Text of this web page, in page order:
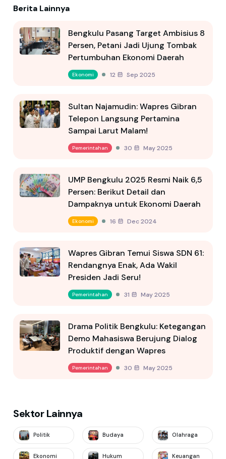
Berita Lainnya
Bengkulu Pasang Target Ambisius 8
Persen, Petani Jadi Ujung Tombak
Pertumbuhan Ekonomi Daerah
Ekonomi 12 Sep 2025
Sultan Najamudin: Wapres Gibran
Telepon Langsung Pertamina
Sampai Larut Malam!
Pemerintahan 30 May 2025
UMP Bengkulu 2025 Resmi Naik 6,5
Persen: Berikut Detail dan
Dampaknya untuk Ekonomi Daerah
Ekonomi 16 Dec 2024
Wapres Gibran Temui Siswa SDN 61:
Rendangnya Enak, Ada Wakil
Presiden Jadi Seru!
Pemerintahan 31 May 2025
Drama Politik Bengkulu: Ketegangan
Demo Mahasiswa Berujung Dialog
Produktif dengan Wapres
Pemerintahan 30 May 2025
Sektor Lainnya
Politik Budaya Olahraga
Ekonomi Hukum Keuangan